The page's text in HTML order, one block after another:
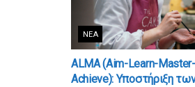
ΝΈΑ
ALMA (Aim-Learn-Master-
Achieve): Υποστήριξη